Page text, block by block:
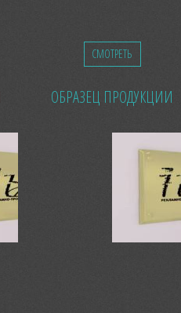
СМОТРЕТЬ
ОБРАЗЕЦ ПРОДУКЦИИ